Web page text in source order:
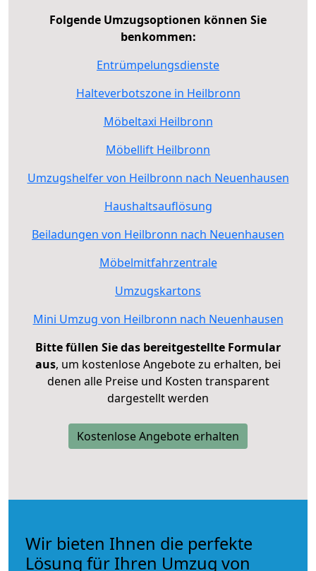
Folgende Umzugsoptionen können Sie
benkommen:
Entrümpelungsdienste
Halteverbotszone in Heilbronn
Möbeltaxi Heilbronn
Möbellift Heilbronn
Umzugshelfer von Heilbronn nach Neuenhausen
Haushaltsauflösung
Beiladungen von Heilbronn nach Neuenhausen
Möbelmitfahrzentrale
Umzugskartons
Mini Umzug von Heilbronn nach Neuenhausen
Bitte füllen Sie das bereitgestellte Formular
aus, um kostenlose Angebote zu erhalten, bei
denen alle Preise und Kosten transparent
dargestellt werden
Kostenlose Angebote erhalten
Wir bieten Ihnen die perfekte
Lösung für Ihren Umzug von